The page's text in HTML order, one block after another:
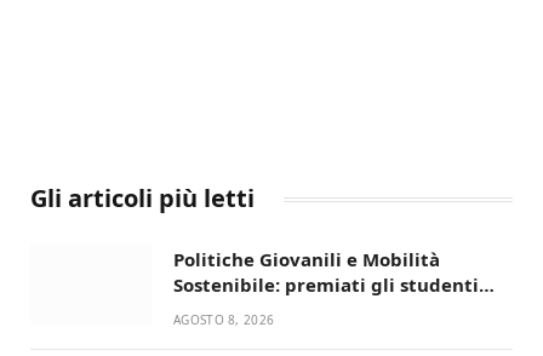
Gli articoli più letti
Politiche Giovanili e Mobilità
Sostenibile: premiati gli studenti
universitari del bando “La strada
AGOSTO 8, 2026